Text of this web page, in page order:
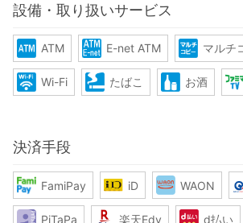
設備・取り扱いサービス
ATM E-net ATM マルチ
Wi-Fi たばこ お酒
決済手段
FamiPay iD WAON
PiTaPa 楽天Edy d払い